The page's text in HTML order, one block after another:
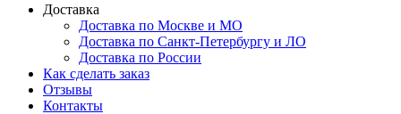
Доставка
Доставка по Москве и МО
Доставка по Санкт-Петербургу и ЛО
Доставка по России
Как сделать заказ
Отзывы
Контакты